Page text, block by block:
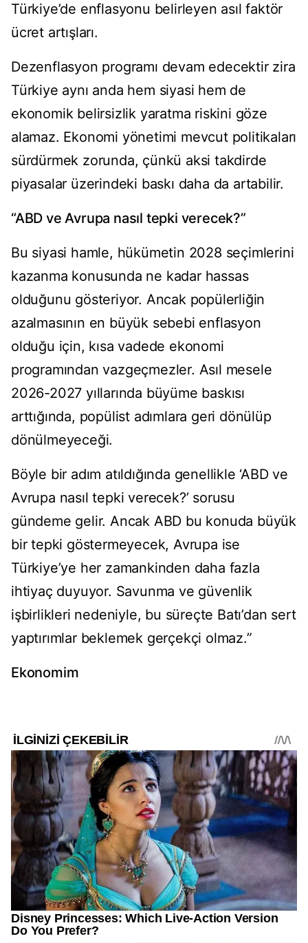
Türkiye’de enflasyonu belirleyen asıl faktör
ücret artışları.
Dezenflasyon programı devam edecektir zira
Türkiye aynı anda hem siyasi hem de
ekonomik belirsizlik yaratma riskini göze
alamaz. Ekonomi yönetimi mevcut politikaları
sürdürmek zorunda, çünkü aksi takdirde
piyasalar üzerindeki baskı daha da artabilir.
“ABD ve Avrupa nasıl tepki verecek?”
Bu siyasi hamle, hükümetin 2028 seçimlerini
kazanma konusunda ne kadar hassas
olduğunu gösteriyor. Ancak popülerliğin
azalmasının en büyük sebebi enflasyon
olduğu için, kısa vadede ekonomi
programından vazgeçmezler. Asıl mesele
2026-2027 yıllarında büyüme baskısı
arttığında, popülist adımlara geri dönülüp
dönülmeyeceği.
Böyle bir adım atıldığında genellikle ‘ABD ve
Avrupa nasıl tepki verecek?’ sorusu
gündeme gelir. Ancak ABD bu konuda büyük
bir tepki göstermeyecek, Avrupa ise
Türkiye’ye her zamankinden daha fazla
ihtiyaç duyuyor. Savunma ve güvenlik
işbirlikleri nedeniyle, bu süreçte Batı’dan sert
yaptırımlar beklemek gerçekçi olmaz.”
Ekonomim